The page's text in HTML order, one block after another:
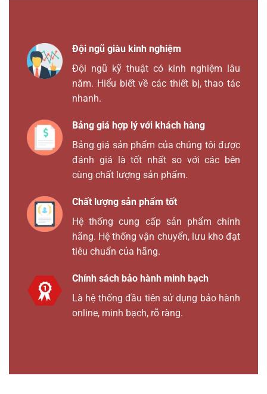
Đội ngũ giàu kinh nghiệm
Đội ngũ kỹ thuật có kinh nghiệm lâu
năm. Hiểu biết về các thiết bị, thao tác
nhanh.
Bảng giá hợp lý với khách hàng
Bảng giá sản phẩm của chúng tôi được
đánh giá là tốt nhất so với các bên
cùng chất lượng sản phẩm.
Chất lượng sản phẩm tốt
Hệ thống cung cấp sản phẩm chính
hãng. Hệ thống vận chuyển, lưu kho đạt
tiêu chuẩn của hãng.
Chính sách bảo hành minh bạch
Là hệ thống đầu tiên sử dụng bảo hành
online, minh bạch, rõ ràng.